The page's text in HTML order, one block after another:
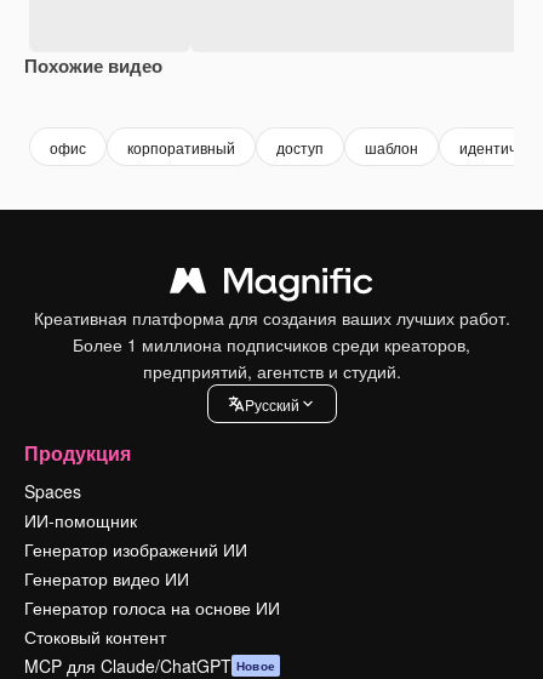
Похожие видео
офис корпоративный доступ шаблон
Креативная платформа для создания ваших лучших работ.
Более 1 миллиона подписчиков среди креаторов,
предприятий, агентств и студий.
Pусский
Продукция
Spaces
ИИ-помощник
Генератор изображений ИИ
Генератор видео ИИ
Генератор голоса на основе ИИ
Стоковый контент
MCP для Claude/ChatGPT Новое